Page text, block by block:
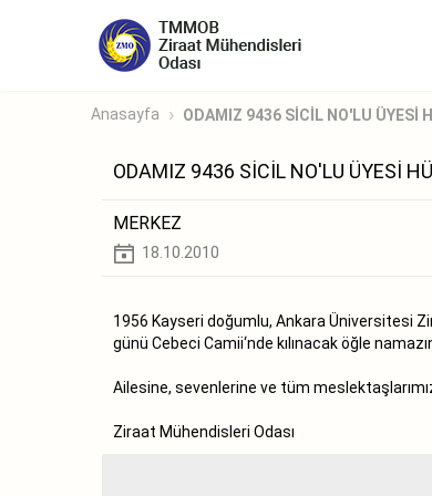
Anasayfa ODAMIZ 9436 SİCİL NO'LU ÜYESİ
ODAMIZ 9436 SİCİL NO'LU ÜYESİ
MERKEZ
18.10.2010
1956 Kayseri doğumlu, Ankara Üniversitesi
günü Cebeci Camii‘nde kılınacak öğle
Ailesine, sevenlerine ve tüm
Ziraat Mühendisleri Odası